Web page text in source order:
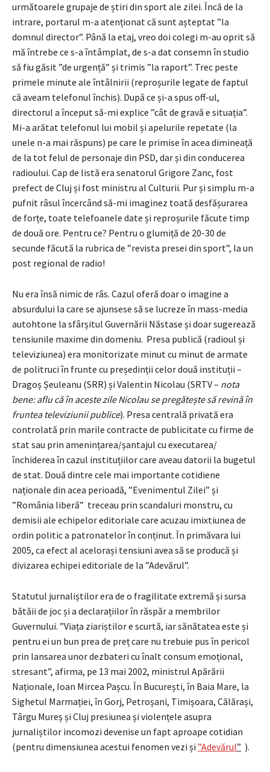
următoarele grupaje de știri din sport ale zilei. Încă de la
intrare, portarul m-a atenționat că sunt așteptat ”la
domnul director”. Până la etaj, vreo doi colegi m-au oprit să
mă întrebe ce s-a întâmplat, de s-a dat consemn în studio
să fiu găsit ”de urgență” și trimis ”la raport”. Trec peste
primele minute ale întâlnirii (reproșurile legate de faptul
că aveam telefonul închis). După ce și-a spus off-ul,
directorul a început să-mi explice ”cât de gravă e situația”.
Mi-a arătat telefonul lui mobil și apelurile repetate (la
unele n-a mai răspuns) pe care le primise în acea dimineață
de la tot felul de personaje din PSD, dar și din conducerea
radioului. Cap de listă era senatorul Grigore Zanc, fost
prefect de Cluj și fost ministru al Culturii. Pur și simplu m-a
pufnit râsul încercând să-mi imaginez toată desfășurarea
de forțe, toate telefoanele date și reproșurile făcute timp
de două ore. Pentru ce? Pentru o glumiță de 20-30 de
secunde făcută la rubrica de ”revista presei din sport”, la un
post regional de radio!
Nu era însă nimic de râs. Cazul oferă doar o imagine a
absurdului la care se ajunsese să se lucreze în mass-media
autohtone la sfârșitul Guvernării Năstase și doar sugerează
tensiunile maxime din domeniu. Presa publică (radioul și
televiziunea) era monitorizate minut cu minut de armate
de politruci în frunte cu președinții celor două instituții –
Dragoș Șeuleanu (SRR) și Valentin Nicolau (SRTV – nota
bene: aflu că în aceste zile Nicolau se pregătește să revină în
fruntea televiziunii publice). Presa centrală privată era
controlată prin marile contracte de publicitate cu firme de
stat sau prin amenințarea/șantajul cu executarea/
închiderea în cazul instituțiilor care aveau datorii la bugetul
de stat. Două dintre cele mai importante cotidiene
naționale din acea perioadă, ”Evenimentul Zilei” și
”România liberă” treceau prin scandaluri monstru, cu
demisii ale echipelor editoriale care acuzau imixtiunea de
ordin politic a patronatelor în conținut. În primăvara lui
2005, ca efect al acelorași tensiuni avea să se producă și
divizarea echipei editoriale de la ”Adevărul”.
Statutul jurnaliștilor era de o fragilitate extremă și sursa
bătăii de joc și a declarațiilor în răspăr a membrilor
Guvernului. ”Viața ziariștilor e scurtă, iar sănătatea este și
pentru ei un bun prea de preț care nu trebuie pus în pericol
prin lansarea unor dezbateri cu înalt consum emoțional,
stresant”, afirma, pe 13 mai 2002, ministrul Apărării
Naționale, Ioan Mircea Pașcu. În București, în Baia Mare, la
Sighetul Marmației, în Gorj, Petroșani, Timișoara, Călărași,
Târgu Mureș și Cluj presiunea și violențele asupra
jurnaliștilor incomozi devenise un fapt aproape cotidian
(pentru dimensiunea acestui fenomen vezi și ”Adevărul” ).